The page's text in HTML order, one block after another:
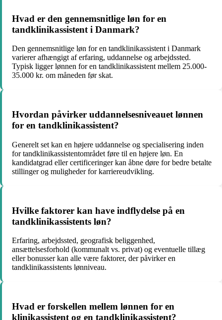
Hvad er den gennemsnitlige løn for en
tandklinikassistent i Danmark?
Den gennemsnitlige løn for en tandklinikassistent i Danmark
varierer afhængigt af erfaring, uddannelse og arbejdssted.
Typisk ligger lønnen for en tandklinikassistent mellem 25.000-
35.000 kr. om måneden før skat.
Hvordan påvirker uddannelsesniveauet lønnen
for en tandklinikassistent?
Generelt set kan en højere uddannelse og specialisering inden
for tandklinikassistentområdet føre til en højere løn. En
kandidatgrad eller certificeringer kan åbne døre for bedre betalte
stillinger og muligheder for karriereudvikling.
Hvilke faktorer kan have indflydelse på en
tandklinikassistents løn?
Erfaring, arbejdssted, geografisk beliggenhed,
ansættelsesforhold (kommunalt vs. privat) og eventuelle tillæg
eller bonusser kan alle være faktorer, der påvirker en
tandklinikassistents lønniveau.
Hvad er forskellen mellem lønnen for en
klinikassistent og en tandklinikassistent?